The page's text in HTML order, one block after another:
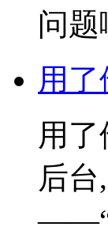
问题
用
用
后
——“